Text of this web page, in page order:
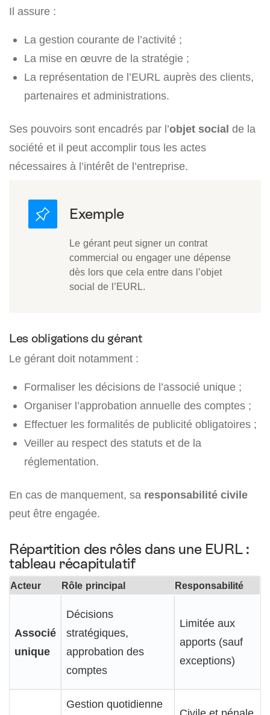
Il assure :
La gestion courante de l’activité ;
La mise en œuvre de la stratégie ;
La représentation de l’EURL auprès des clients,
partenaires et administrations.
Ses pouvoirs sont encadrés par l’objet social de la
société et il peut accomplir tous les actes
nécessaires à l’intérêt de l’entreprise.
Le gérant peut signer un contrat
commercial ou engager une dépense
dès lors que cela entre dans l’objet
social de l’EURL.
Les obligations du gérant
Le gérant doit notamment :
Formaliser les décisions de l’associé unique ;
Organiser l’approbation annuelle des comptes ;
Effectuer les formalités de publicité obligatoires ;
Veiller au respect des statuts et de la
réglementation.
En cas de manquement, sa responsabilité civile
peut être engagée.
Répartition des rôles dans une EURL :
tableau récapitulatif
Acteur Rôle principal Responsabilité
Associé
unique
Décisions
stratégiques,
approbation des
comptes
Limitée aux
apports (sauf
exceptions)
Gestion quotidienne